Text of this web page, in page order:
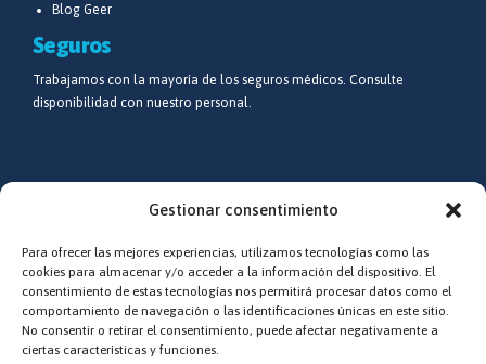
Gestionar consentimiento
Para ofrecer las mejores experiencias, utilizamos tecnologías como las
cookies para almacenar y/o acceder a la información del dispositivo. El
consentimiento de estas tecnologías nos permitirá procesar datos como el
comportamiento de navegación o las identificaciones únicas en este sitio.
No consentir o retirar el consentimiento, puede afectar negativamente a
ciertas características y funciones.
Blog Geer
Seguros
Trabajamos con la mayoría de los seguros médicos. Consulte
disponibilidad con nuestro personal.
Redes sociales
Estamos epecialmente activos en Facebook e Instagram